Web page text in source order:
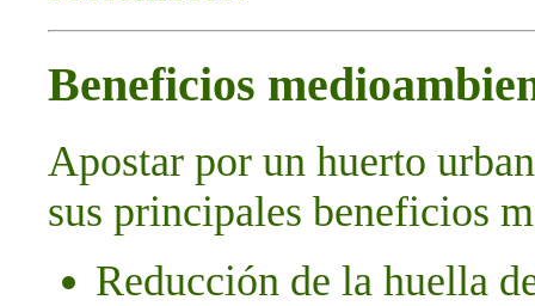
Beneficios
Apostar por un huerto
sus principales beneficios
Reducción de la huella